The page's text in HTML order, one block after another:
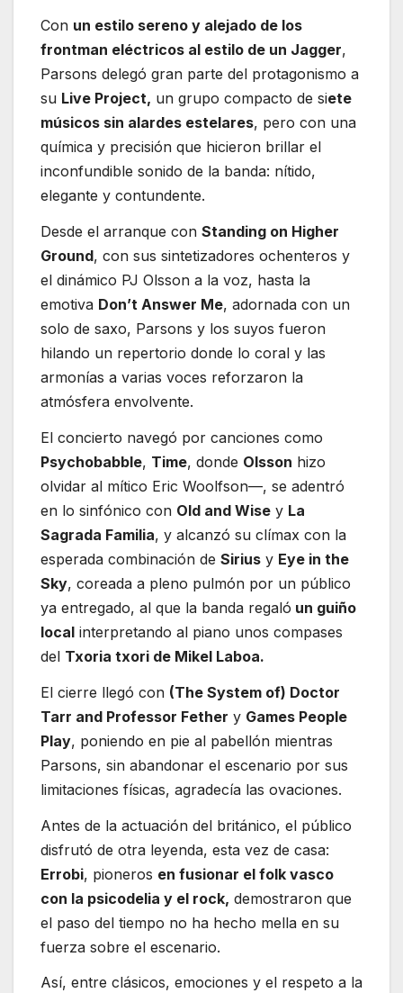
Con un estilo sereno y alejado de los
frontman eléctricos al estilo de un Jagger,
Parsons delegó gran parte del protagonismo a
su Live Project, un grupo compacto de siete
músicos sin alardes estelares, pero con una
química y precisión que hicieron brillar el
inconfundible sonido de la banda: nítido,
elegante y contundente.
Desde el arranque con Standing on Higher
Ground, con sus sintetizadores ochenteros y
el dinámico PJ Olsson a la voz, hasta la
emotiva Don’t Answer Me, adornada con un
solo de saxo, Parsons y los suyos fueron
hilando un repertorio donde lo coral y las
armonías a varias voces reforzaron la
atmósfera envolvente.
El concierto navegó por canciones como
Psychobabble, Time, donde Olsson hizo
olvidar al mítico Eric Woolfson—, se adentró
en lo sinfónico con Old and Wise y La
Sagrada Familia, y alcanzó su clímax con la
esperada combinación de Sirius y Eye in the
Sky, coreada a pleno pulmón por un público
ya entregado, al que la banda regaló un guiño
local interpretando al piano unos compases
del Txoria txori de Mikel Laboa.
El cierre llegó con (The System of) Doctor
Tarr and Professor Fether y Games People
Play, poniendo en pie al pabellón mientras
Parsons, sin abandonar el escenario por sus
limitaciones físicas, agradecía las ovaciones.
Antes de la actuación del británico, el público
disfrutó de otra leyenda, esta vez de casa:
Errobi, pioneros en fusionar el folk vasco
con la psicodelia y el rock, demostraron que
el paso del tiempo no ha hecho mella en su
fuerza sobre el escenario.
Así, entre clásicos, emociones y el respeto a la